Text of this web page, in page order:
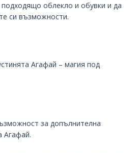
подходящо облекло и обувки и да
си възможности.
Агафай – магия под
за допълнителнa
Агафай.